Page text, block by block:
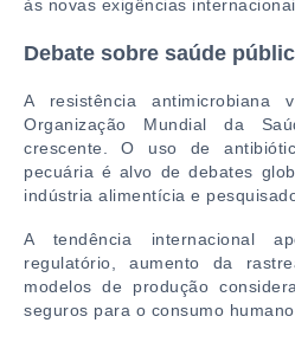
às novas exigências
Debate sobre saúde
A resistência antimicrobiana
Organização Mundial da
crescente. O uso de
pecuária é alvo de debates
indústria alimentícia e
A tendência internacional
regulatório, aumento da
modelos de produção
seguros para o consumo humano.